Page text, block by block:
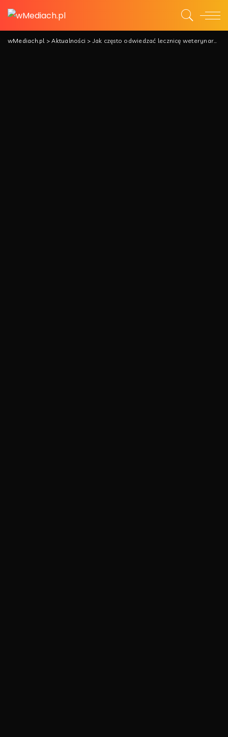
wMediach.pl>Aktualności >Jak często odwiedzać lecznicę weterynaryjną ze swoim pupilem?